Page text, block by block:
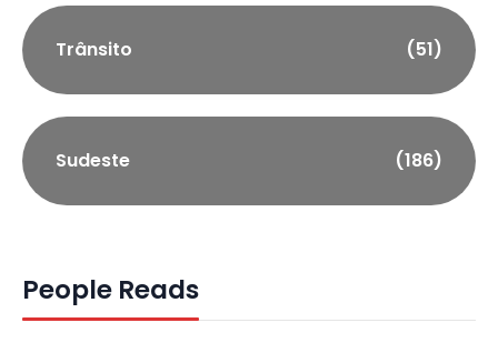
Trânsito (51)
Sudeste (186)
People Reads